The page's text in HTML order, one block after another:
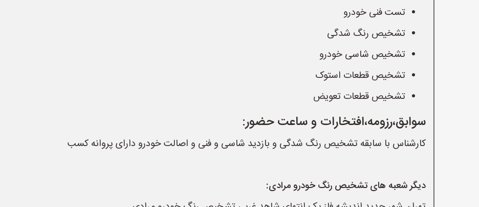
تست فنی خودرو
تشخیص رنگ شدگی
تشخیص شاسی خودرو
تشخیص قطعات استوک
تشخیص قطعات تعویض
سوابق،رزومه،افتخارات و ساعت حضور:
کارشناس با سابقه تشخیص رنگ شدگی و بازدید شاسی و فنی و اصالت خودرو دارای پروانه کسب
دیگر شعبه های تشخیص رنگ خودرو مرادی: